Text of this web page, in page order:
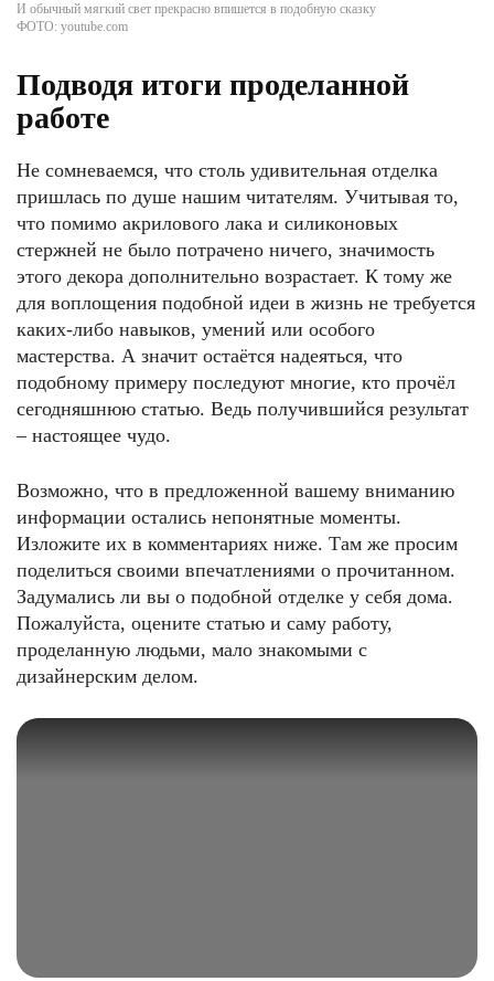
И обычный мягкий свет прекрасно впишется в подобную сказку
ФОТО: youtube.com
Подводя итоги проделанной
работе
Не сомневаемся, что столь удивительная отделка
пришлась по душе нашим читателям. Учитывая то,
что помимо акрилового лака и силиконовых
стержней не было потрачено ничего, значимость
этого декора дополнительно возрастает. К тому же
для воплощения подобной идеи в жизнь не требуется
каких-либо навыков, умений или особого
мастерства. А значит остаётся надеяться, что
подобному примеру последуют многие, кто прочёл
сегодняшнюю статью. Ведь получившийся результат
– настоящее чудо.
Возможно, что в предложенной вашему вниманию
информации остались непонятные моменты.
Изложите их в комментариях ниже. Там же просим
поделиться своими впечатлениями о прочитанном.
Задумались ли вы о подобной отделке у себя дома.
Пожалуйста, оцените статью и саму работу,
проделанную людьми, мало знакомыми с
дизайнерским делом.